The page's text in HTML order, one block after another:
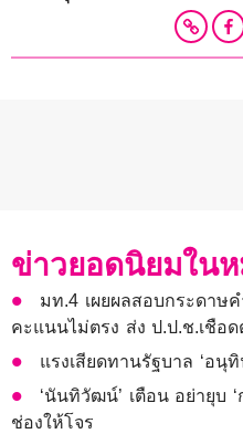
ข่าวยอดนิยมใน
มท.4 เผยผลสอบกระดาษ
คะแนนไม่ตรง ส่ง ป.ป.ช.เชือด
แรงเสียดทานรัฐบาล ‘อนุทิ
‘นันทิวัฒน์’ เตือน อย่ายุบ​
ช่องให้โจร